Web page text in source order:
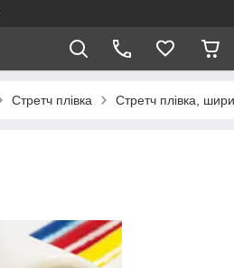
Стретч плівка Стретч плівка,